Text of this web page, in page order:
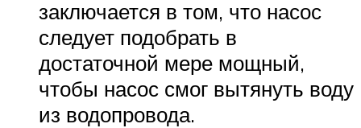
заключается в том, что насос
следует подобрать в
достаточной мере мощный,
чтобы насос смог вытянуть воду
из водопровода.